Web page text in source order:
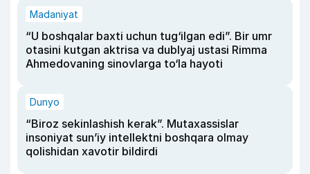
Madaniyat
“U boshqalar baxti uchun tug‘ilgan edi”. Bir umr
otasini kutgan aktrisa va dublyaj ustasi Rimma
Ahmedovaning sinovlarga to‘la hayoti
Dunyo
“Biroz sekinlashish kerak”. Mutaxassislar
insoniyat sun’iy intellektni boshqara olmay
qolishidan xavotir bildirdi